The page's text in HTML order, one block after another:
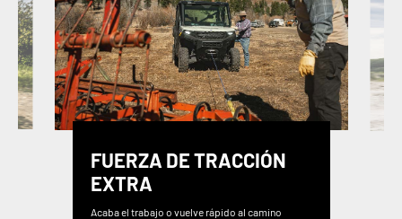
FUERZA DE TRACCIÓN
EXTRA
Acaba el trabajo o vuelve rápido al camino